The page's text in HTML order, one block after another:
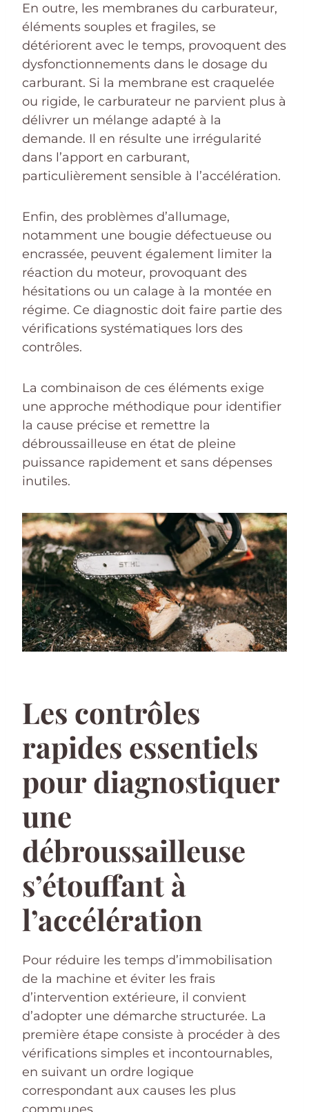
En outre, les membranes du carburateur,
éléments souples et fragiles, se
détériorent avec le temps, provoquent des
dysfonctionnements dans le dosage du
carburant. Si la membrane est craquelée
ou rigide, le carburateur ne parvient plus à
délivrer un mélange adapté à la
demande. Il en résulte une irrégularité
dans l’apport en carburant,
particulièrement sensible à l’accélération.
Enfin, des problèmes d’allumage,
notamment une bougie défectueuse ou
encrassée, peuvent également limiter la
réaction du moteur, provoquant des
hésitations ou un calage à la montée en
régime. Ce diagnostic doit faire partie des
vérifications systématiques lors des
contrôles.
La combinaison de ces éléments exige
une approche méthodique pour identifier
la cause précise et remettre la
débroussailleuse en état de pleine
puissance rapidement et sans dépenses
inutiles.
Les contrôles
rapides essentiels
pour diagnostiquer
une
débroussailleuse
s’étouffant à
l’accélération
Pour réduire les temps d’immobilisation
de la machine et éviter les frais
d’intervention extérieure, il convient
d’adopter une démarche structurée. La
première étape consiste à procéder à des
vérifications simples et incontournables,
en suivant un ordre logique
correspondant aux causes les plus